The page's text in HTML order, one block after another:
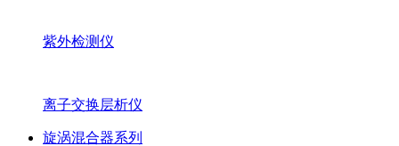
紫外检测仪
离子交换层析仪
旋涡混合器系列